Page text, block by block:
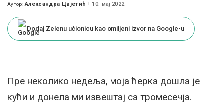
Posted
Аутор: Александра Цвјетић 10. мај 2022.
Dodaj Zelenu učionicu kao omiljeni izvor na Google-u
Пре неколико недеља, моја ћерка дошла је
кући и донела ми извештај са тромесечја.